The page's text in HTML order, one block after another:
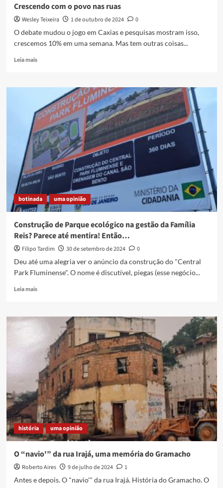
Caxias
Crescendo com o povo nas ruas
Wesley Teixeira 1 de outubro de 2024
0
O debate mudou o jogo em Caxias e pesquisas mostram isso,
crescemos 10% em uma semana. Mas tem outras coisas...
Leia maisRead
Crescendo
povo
nas
ruas
botinada uma opinião
Construção de Parque ecológico na gestão da Família
Reis? Parece até mentira! Então…
Filipo Tardim 30 de setembro de 2024
0
Deu até uma alegria ver o anúncio da construção do "Central
Park Fluminense". O nome é discutível, piegas (esse negócio...
Leia maisRead
Construção
ecológico
gestão
da
Família
Reis?
Parece
até
mentira!
Então…
história uma opinião
O “navio'” da rua Irajá, uma memória do Gramacho
Roberto Aires 9 de julho de 2024
1
Antes e depois. O "navio'" da rua Irajá. História do Gramacho. O